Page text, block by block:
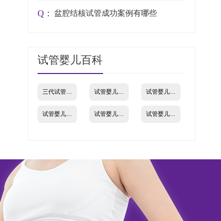
Q： 盆腔结核试管成功案例有哪些
试管婴儿百科
三代试管婴儿 试管婴儿流程 试管婴儿成功率
试管婴儿费用 试管婴儿机构 试管婴儿资讯